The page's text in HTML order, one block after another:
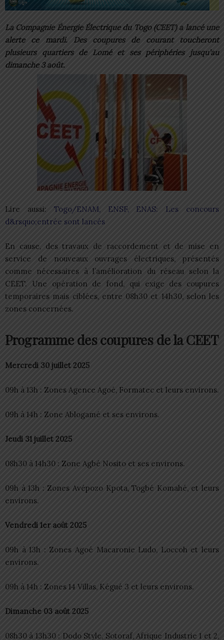
La Compagnie Énergie Électrique du Togo (CEET) a lancé une
alerte ce mardi. Des coupures de courant toucheront
plusieurs quartiers de Lomé et ses périphéries jusqu’au
dimanche 3 août.
Lire aussi: Togo/ENAM, ENSF, ENAS: Les concours
d&rsquo;entrée sont lancés
En cause, des travaux de raccordement et de mise en
service de nouveaux ouvrages électriques, présentés
comme nécessaires à l’amélioration du réseau selon la
CEET. Une opération de fond, qui exige des coupures
temporaires mais ciblées, entre 08h30 et 14h30, selon les
zones concernées.
Programme des coupures de la CEET
Mercredi 30 juillet 2025
09h à 13h : Zones Agence Agoé, Formatec et leurs environs.
09h à 14h : Zone Ablogamé et ses environs.
Jeudi 31 juillet 2025
08h30 à 14h30 : Zone Agbé Nosito et ses environs.
09h à 13h : Zones Avépozo Kpota, Togbé Komahé, et leurs
environs.
Vendredi 1er août 2025
09h à 13h : Zones Agoé Macaronie Ludo, Loccoh et leurs
environs.
09h à 14h : Zones 14 Villas, Kégué 3 et leurs environs.
Dimanche 03 août 2025
08h30 à 13h30 : Dodo Style, Sotoraf, Afrique Industrie 1 et 2,